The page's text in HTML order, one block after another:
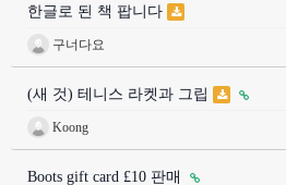
한글로 된 책 팝니다
구너다요
(새 것) 테니스 라켓과 그립
Koong
Boots gift card £10 판매